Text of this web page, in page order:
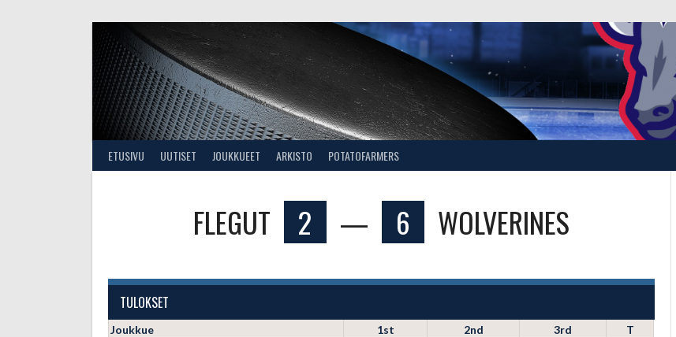
ETUSIVU UUTISET JOUKKUEET ARKISTO POTATOFARMERS
FLEGUT 2 — 6 WOLVERINES
TULOKSET
Joukkue 1st 2nd 3rd
T